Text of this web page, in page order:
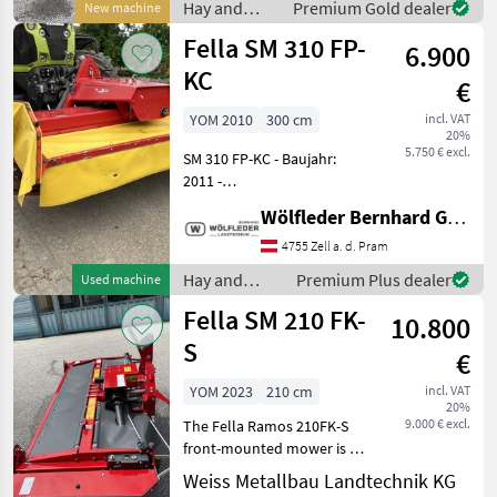
New machine
Swing M
Hay and
forage
equipment /
Fella
Premium Gold dealer
Used machine
Fella SM 310 FP-
KC
6.900
€
incl. VAT
20%
5.750 € excl.
YOM 2010
300 cm
SM 310 FP-KC - Baujahr:
2011 -
Pendelbock - Arbeitsbreite:
3 m - Transportbreite: 3 m -
Schwadbreite: 2.2 m -
Leistungsbedarf: 66 kW - An
Wölfleder Bernhard GmbH
4755 Zell a. d. Pram
Hay and
forage
equipment /
Fella
Premium Plus dealer
Fella SM 210 FK-
S
10.800
€
incl. VAT
20%
9.000 € excl.
YOM 2023
210 cm
The Fella Ramos 210FK-S
front-mounted mower is a
front-mounted compact
headstock with a working
Weiss Metallbau Landtechnik KG